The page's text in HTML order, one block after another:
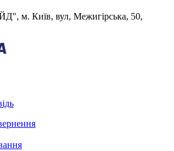
м. Київ, вул, Межигірська, 50,